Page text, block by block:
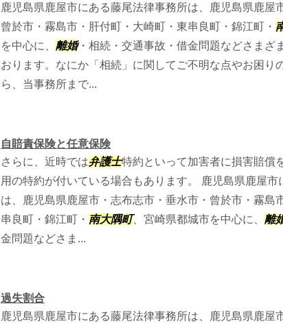
鹿児島県鹿屋市にある藤尾法律事務所は、鹿児島県鹿屋
曾於市・霧島市・肝付町・大崎町・東串良町・錦江町・
を中心に、 離婚・相続・交通事故・借金問題などさまざ
おります。なにか「相続」に関してご不明な点やお困り
ら、当事務所まで...
自賠責保険と任意保険
さらに、近時では弁護士特約といって加害者に損害賠償
用の特約が付いている場合もあります。 鹿児島県鹿屋
は、鹿児島県鹿屋市・志布志市・垂水市・曾於市・霧島
串良町・錦江町・ 南大隅町、宮崎県都城市を中心に、 離
金問題などさま...
過失割合
鹿児島県鹿屋市にある藤尾法律事務所は、鹿児島県鹿屋